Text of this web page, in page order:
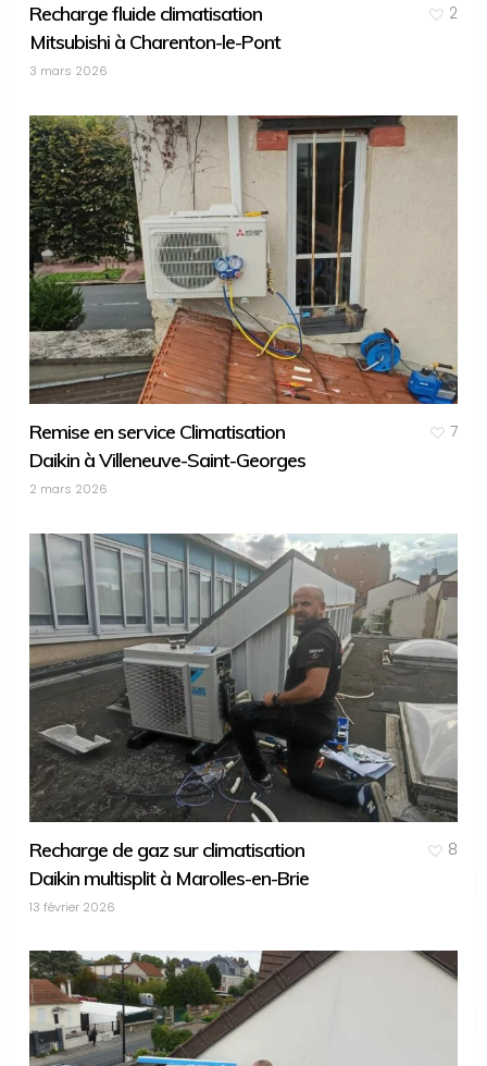
Recharge fluide climatisation
Mitsubishi à Charenton-le-Pont
3 mars 2026
2
Remise en service Climatisation
Daikin à Villeneuve-Saint-Georges
2 mars 2026
7
Recharge de gaz sur climatisation
Daikin multisplit à Marolles-en-Brie
13 février 2026
8